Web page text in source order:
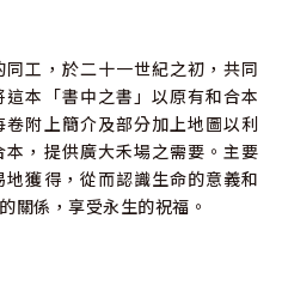
工，於二十一世紀之初，共同
本「書中之書」以原有和合本
附上簡介及部分加上地圖以利
，提供廣大禾場之需要。主要
獲得，從而認識生命的意義和
關係，享受永生的祝福。